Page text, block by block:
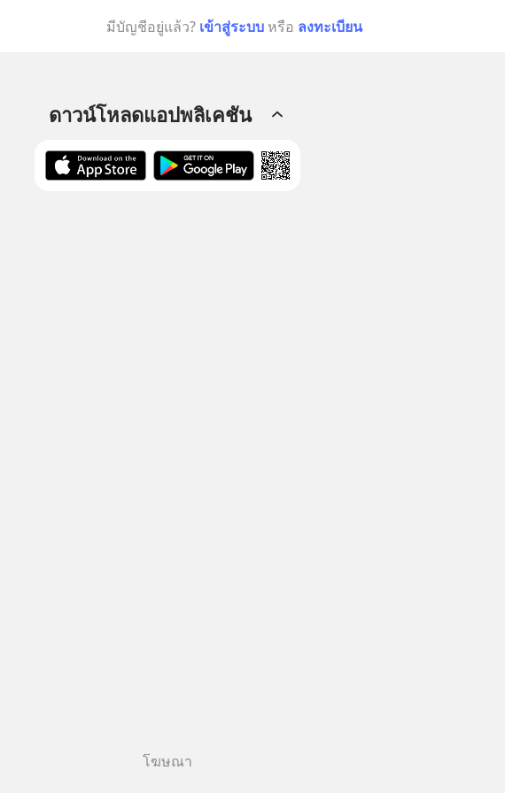
มีบัญชีอยู่แล้ว? เข้าสู่ระบบ หรือ ลงทะเบียน
ดาวน์โหลดแอปพลิเคชัน
โฆษณา